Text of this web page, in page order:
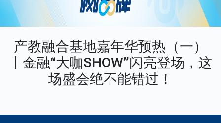
产教融合基地嘉年华预热（一）
丨金融“大咖SHOW”闪亮登场，这
场盛会绝不能错过！